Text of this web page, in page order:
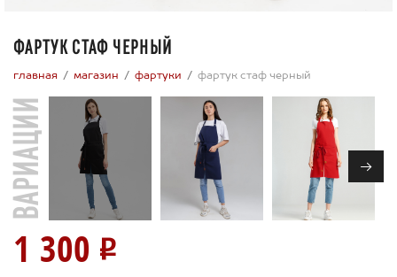
ФАРТУК СТАФ ЧЕРНЫЙ
главная магазин фартуки фартук стаф черный
ВАРИАЦИИ →
1 300